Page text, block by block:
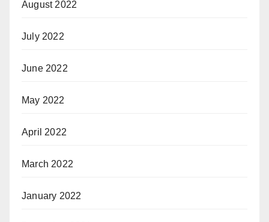
August 2022
July 2022
June 2022
May 2022
April 2022
March 2022
January 2022